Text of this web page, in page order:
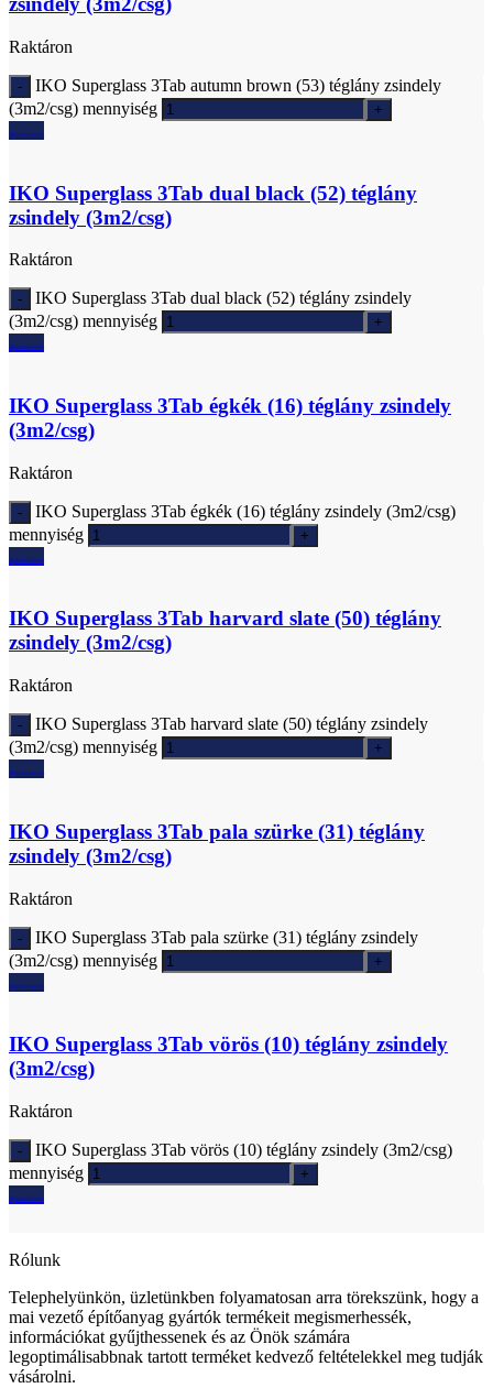
Raktáron
IKO Superglass 3Tab autumn brown (53) téglány zsindely
(3m2/csg) mennyiség
Ajánlatkérés
IKO Superglass 3Tab dual black (52) téglány
zsindely (3m2/csg)
Raktáron
IKO Superglass 3Tab dual black (52) téglány zsindely
(3m2/csg) mennyiség
Ajánlatkérés
IKO Superglass 3Tab égkék (16) téglány zsindely
(3m2/csg)
Raktáron
IKO Superglass 3Tab égkék (16) téglány zsindely (3m2/csg)
mennyiség
Ajánlatkérés
IKO Superglass 3Tab harvard slate (50) téglány
zsindely (3m2/csg)
Raktáron
IKO Superglass 3Tab harvard slate (50) téglány zsindely
(3m2/csg) mennyiség
Ajánlatkérés
IKO Superglass 3Tab pala szürke (31) téglány
zsindely (3m2/csg)
Raktáron
IKO Superglass 3Tab pala szürke (31) téglány zsindely
(3m2/csg) mennyiség
Ajánlatkérés
IKO Superglass 3Tab vörös (10) téglány zsindely
(3m2/csg)
Raktáron
IKO Superglass 3Tab vörös (10) téglány zsindely (3m2/csg)
mennyiség
Ajánlatkérés
Rólunk
Telephelyünkön, üzletünkben folyamatosan arra törekszünk, hogy a
mai vezető építőanyag gyártók termékeit megismerhessék,
információkat gyűjthessenek és az Önök számára
legoptimálisabbnak tartott terméket kedvező feltételekkel meg tudják
vásárolni.